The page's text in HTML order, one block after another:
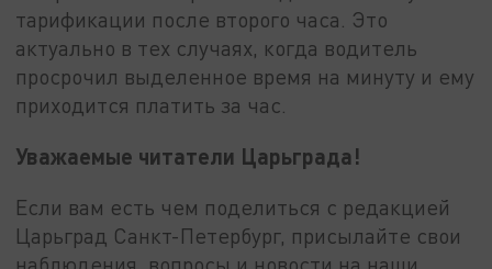
тарификации после второго часа. Это
актуально в тех случаях, когда водитель
просрочил выделенное время на минуту и ему
приходится платить за час.
Уважаемые читатели Царьграда!
Если вам есть чем поделиться с редакцией
Царьград Санкт-Петербург, присылайте свои
наблюдения, вопросы и новости на наши